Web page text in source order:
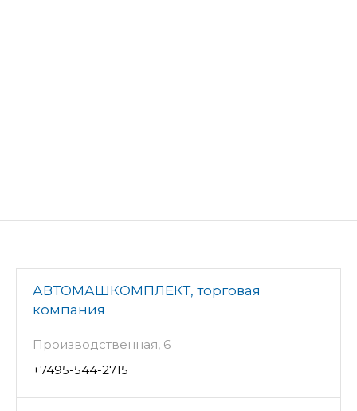
АВТОМАШКОМПЛЕКТ, торговая
компания
Производственная, 6
+7495-544-2715